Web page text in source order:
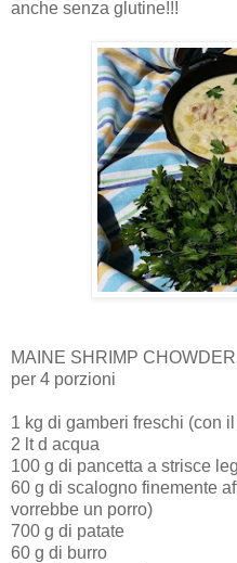
anche senza glutine!!!
MAINE SHRIMP
per 4 porzioni
1 kg di gamberi freschi (con
2 lt d acqua
100 g di pancetta a strisce
60 g di scalogno finemente
vorrebbe un porro)
700 g di patate
60 g di burro